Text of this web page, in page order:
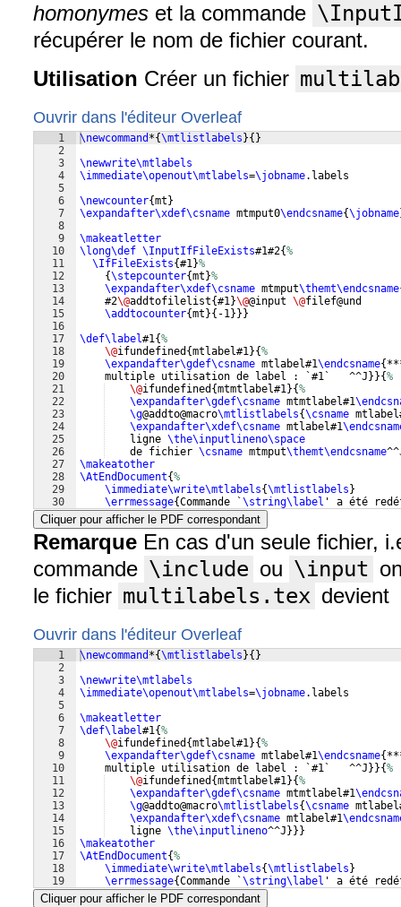
homonymes et la commande
récupérer le nom de fichier courant.
Utilisation Créer un fichier
Ouvrir dans l'éditeur Overleaf
1
2
3
4
5
6
7
8
9
10
11
12
13
14
15
16
17
18
19
20
21
22
23
24
25
26
27
28
29
30
\newcommand *{\mtlistlabels }{ }
\newwrite\mtlabels
\immediate\openout\mtlabels=\jobname.labels
\newcounter{mt }
\expandafter\xdef\csname mtmput0\endcsname{\jobname
\makeatletter
\long\def \InputIfFileExists#1#2{%
\IfFileExists{#1}%
{\stepcounter{mt }%
\expandafter\xdef\csname mtmput\themt\endcsname
    #2
\@addtofilelist{#1}\@@input \@filef@und
\addtocounter{mt }{ -1}}}
\def\label#1{%
\@ifundefined {mtlabel#1}{%
\expandafter\gdef\csname mtlabel#1\endcsname{
    multiple utilisation de label : `#1`   ^^J
}}{%
\@ifundefined {mtmtlabel#1}{%
\expandafter\gdef\csname mtmtlabel#1
\g@addto@macro\mtlistlabels{\csname
\expandafter\xdef\csname mtlabel#1
    ligne
\the\inputlineno\space
    de fichier
\csname mtmput\themt\endcsname
\makeatother
\AtEndDocument{%
\immediate\write\mtlabels{\mtlistlabels }
\errmessage{Commande `\string\label ' a été
Cliquer pour afficher le PDF correspondant
Remarque En cas d'un seule fichier,
commande \include ou \input
le fichier multilabels.tex devient
Ouvrir dans l'éditeur Overleaf
1
2
3
4
5
6
7
8
9
10
11
12
13
14
15
16
17
18
19
\newcommand *{\mtlistlabels }{ }
\newwrite\mtlabels
\immediate\openout\mtlabels=\jobname.labels
\makeatletter
\def\label#1{%
\@ifundefined {mtlabel#1}{%
\expandafter\gdef\csname mtlabel#1\endcsname{
    multiple utilisation de label : `#1`   ^^J
}}{%
\@ifundefined {mtmtlabel#1}{%
\expandafter\gdef\csname mtmtlabel#1
\g@addto@macro\mtlistlabels{\csname
\expandafter\xdef\csname mtlabel#1
    ligne
\the\inputlineno^^J }}}
\makeatother
\AtEndDocument{%
\immediate\write\mtlabels{\mtlistlabels }
\errmessage{Commande `\string\label ' a été
Cliquer pour afficher le PDF correspondant